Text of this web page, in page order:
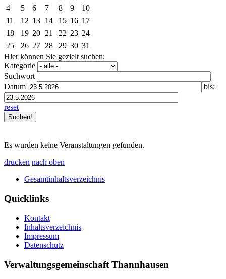
4
5 6 7 8 9
10
11
12 13 14 15 16 17
18
19 20 21 22 23 24
25
26 27 28 29 30 31
Hier können Sie gezielt suchen:
Kategorie
Suchwort
Datum
bis:
reset
Es wurden keine Veranstaltungen gefunden.
drucken nach oben
Gesamtinhaltsverzeichnis
Quicklinks
Kontakt
Inhaltsverzeichnis
Impressum
Datenschutz
Verwaltungsgemeinschaft Thannhausen